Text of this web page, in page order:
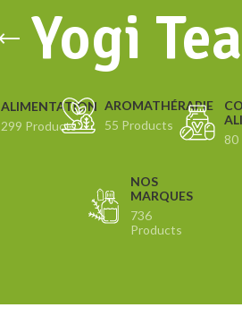
Yogi Tea
ALIMENTATION
299 Products
AROMATHÉRAPIE
55 Products
80
NOS
MARQUES
736
Products